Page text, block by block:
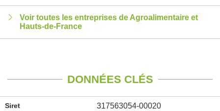
Voir toutes les entreprises de Agroalimentaire et
Hauts-de-France
DONNÉES CLÉS
Siret 317563054-00020